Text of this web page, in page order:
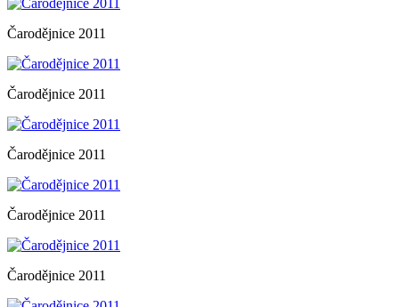
Čarodějnice 2011
Čarodějnice 2011
Čarodějnice 2011
Čarodějnice 2011
Čarodějnice 2011